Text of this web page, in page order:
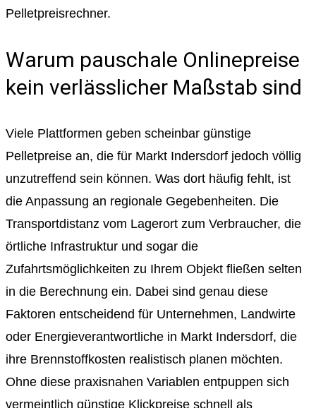
Pelletpreisrechner.
Warum pauschale Onlinepreise
kein verlässlicher Maßstab sind
Viele Plattformen geben scheinbar günstige
Pelletpreise an, die für Markt Indersdorf jedoch völlig
unzutreffend sein können. Was dort häufig fehlt, ist
die Anpassung an regionale Gegebenheiten. Die
Transportdistanz vom Lagerort zum Verbraucher, die
örtliche Infrastruktur und sogar die
Zufahrtsmöglichkeiten zu Ihrem Objekt fließen selten
in die Berechnung ein. Dabei sind genau diese
Faktoren entscheidend für Unternehmen, Landwirte
oder Energieverantwortliche in Markt Indersdorf, die
ihre Brennstoffkosten realistisch planen möchten.
Ohne diese praxisnahen Variablen entpuppen sich
vermeintlich günstige Klickpreise schnell als